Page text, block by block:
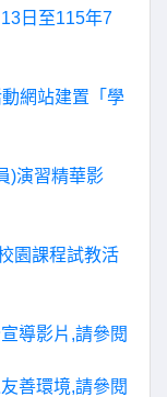
日至115年7
網站建置「學
)演習精華影
園課程試教活
導影片,請參閱
善環境,請參閱